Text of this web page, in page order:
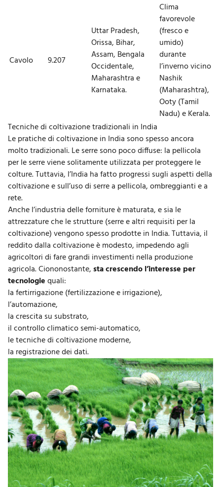
Cavolo 9.207
Uttar Pradesh,
Orissa, Bihar,
Assam, Bengala
Occidentale,
Maharashtra e
Karnataka.
Clima
favorevole
(fresco e
umido)
durante
l’inverno vicino
Nashik
(Maharashtra),
Ooty (Tamil
Nadu) e Kerala.
Tecniche di coltivazione tradizionali in India
Le pratiche di coltivazione in India sono spesso ancora
molto tradizionali. Le serre sono poco diffuse: la pellicola
per le serre viene solitamente utilizzata per proteggere le
colture. Tuttavia, l’India ha fatto progressi sugli aspetti della
coltivazione e sull’uso di serre a pellicola, ombreggianti e a
rete.
Anchel’industria delle fornitureè maturata, e sia le
attrezzature che le strutture (serre e altri requisiti per la
coltivazione) vengono spesso prodotte in India. Tuttavia, il
reddito dalla coltivazione è modesto, impedendo agli
agricoltori di fare grandi investimenti nella produzione
agricola. Ciononostante,sta crescendo l’interesse per
tecnologiequali:
la fertirrigazione (fertilizzazione e irrigazione),
l’automazione,
la crescita su substrato,
il controllo climatico semi-automatico,
le tecniche di coltivazione moderne,
la registrazione dei dati.